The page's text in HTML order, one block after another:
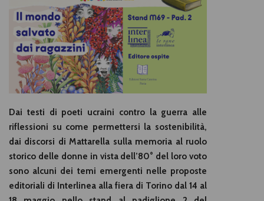
Dai testi di poeti ucraini contro la guerra alle
riflessioni su come permettersi la sostenibilità,
dai discorsi di Mattarella sulla memoria al ruolo
storico delle donne in vista dell’80° del loro voto
sono alcuni dei temi emergenti nelle proposte
editoriali di Interlinea alla fiera di Torino dal 14 al